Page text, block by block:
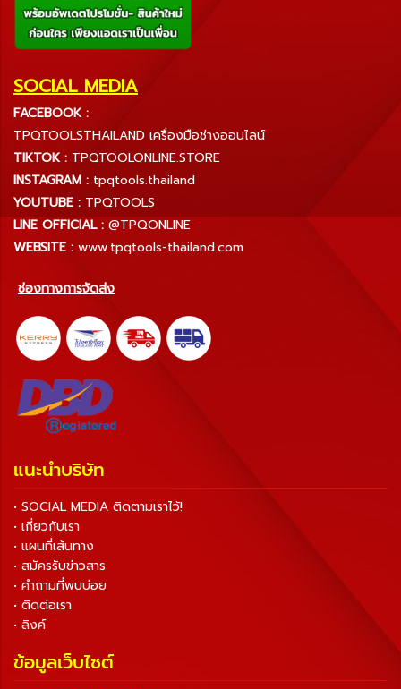
SOCIAL MEDIA
FACEBOOK :
TPQTOOLSTHAILAND เครื่องมือช่างออนไลน์
TIKTOK : TPQTOOLONLINE.STORE
INSTAGRAM : tpqtools.thailand
YOUTUBE : TPQTOOLS
LINE OFFICIAL : @TPQONLINE
WEBSITE : www.tpqtools-thailand.com
ช่องทางการจัดส่ง
แนะนำบริษัท
• SOCIAL MEDIA ติดตามเราไว้!
• เกี่ยวกับเรา
• แผนที่เส้นทาง
• สมัครรับข่าวสาร
• คำถามที่พบบ่อย
• ติดต่อเรา
• ลิงค์
ข้อมูลเว็บไซต์